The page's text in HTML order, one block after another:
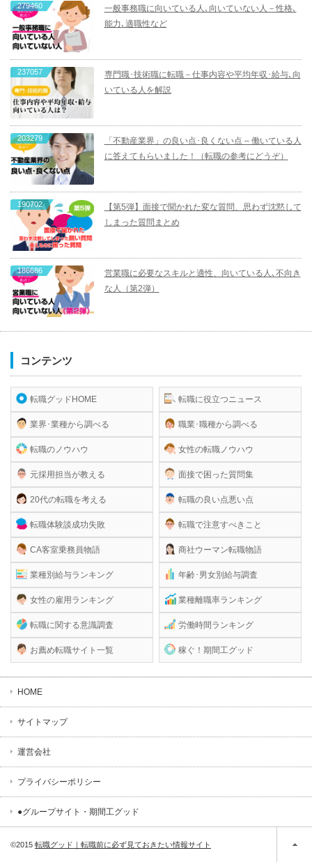
279460
一般事務職に向いている人､向いていない人－性格､
能力､適職性など
237057
専門職･技術職に転職－仕事内容や平均年収･給与､向
いている人を解説
203279
「不動産業界」の良い点･良くない点 – 働いている人
に答えてもらいました！（転職の参考にどうぞ）
190702
【第5弾】面接で聞かれた変な質問、思わず沈黙して
しまった質問まとめ
186686
営業職に必要なスキルと適性、向いている人､不向き
な人（第2弾）
コンテンツ
転職グッドHOME
業界･業種から調べる
転職のノウハウ
元採用担当が教える
20代の転職を考える
転職体験談成功失敗
CA客室乗務員物語
業種別給与ランキング
女性の雇用ランキング
転職に関する意識調査
お薦め転職サイト一覧
転職に役立つニュース
職業･職種から調べる
女性の転職ノウハウ
面接で困った質問集
転職の良い点悪い点
転職で注意すべきこと
商社ウーマン転職物語
年齢･男女別給与調査
業種離職率ランキング
労働時間ランキング
稼ぐ！期間工グッド
HOME
サイトマップ
運営会社
プライバシーポリシー
●グループサイト・期間工グッド
©2015 転職グッド｜転職前に必ず見ておきたい情報サイト